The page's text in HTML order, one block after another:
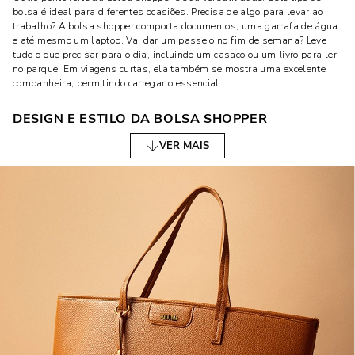
bolsa é ideal para diferentes ocasiões. Precisa de algo para levar ao
trabalho? A bolsa shopper comporta documentos, uma garrafa de água
e até mesmo um laptop. Vai dar um passeio no fim de semana? Leve
tudo o que precisar para o dia, incluindo um casaco ou um livro para ler
no parque. Em viagens curtas, ela também se mostra uma excelente
companheira, permitindo carregar o essencial.
DESIGN E ESTILO DA BOLSA SHOPPER
O design da bolsa shopper é outro aspecto que atrai muitas mulheres.
Disponível em uma variedade de estilos, ela se adapta facilmente a
oferecendo um visual mais formal, enquanto outras têm um design
mais maleável, perfeito para um look casual e descontraído.
As cores das bolsas shopper variam muito, o que é ótimo para quem
gosta de variar ou precisa combinar a bolsa com diferentes outfits.
Desde tons neutros como preto e marrom, que são super versáteis e até
cores vibrantes, há opções para todos os estilos.
FORMATOS E TAMANHOS
VER MAIS